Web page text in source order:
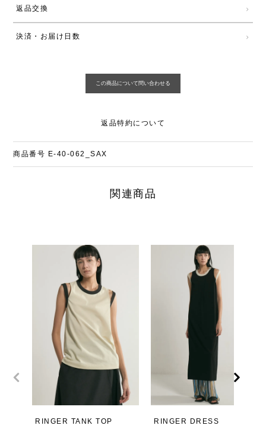
返品交換
決済・お届け日数
返品特約について
商品番号 E-40-062_SAX
関連商品
RINGER TANK TOP RINGER DRESS